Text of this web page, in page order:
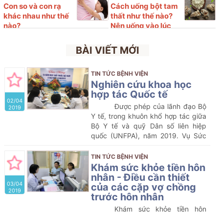
ĐÁP
Con so và con rạ
khác nhau như thế
nào?
Cách uống bột tam
thất như thế nào?
Nên uống vào lúc
BÀI VIẾT MỚI
02/04
2019
TIN TỨC BỆNH VIỆN
Nghiên cứu khoa học
hợp tác Quốc tế
Được phép của lãnh đạo Bộ
Y tế, trong khuôn khổ hợp tác giữa
Bộ Y tế và quỹ Dân số liên hiệp
quốc (UNFPA), năm 2019. Vụ Sức
khỏe bà mẹ trẻ em phối hợp cùng
UNFPA, viện nghiên cứu phát triển
(CHP) và một số đơn vị liên quan
thực hiện nghiên cứu về mổ lấy thai
tại một số Bệnh viện trong đó có
Bệnh viện Phụ Sản Hải Phòng .
03/04
2019
TIN TỨC BỆNH VIỆN
Khám sức khỏe tiền hôn
nhân - Điều cần thiết
của các cặp vợ chồng
trước hôn nhân
Khám sức khỏe tiền hôn